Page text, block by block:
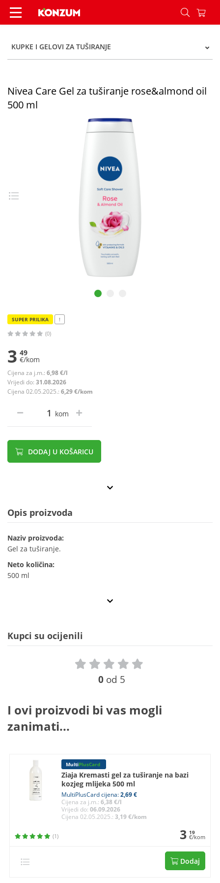
Nivea Care Gel za tuširanje rose&almond oil
KUPKE I GELOVI ZA TUŠIRANJE
Nivea Care Gel za tuširanje rose&almond oil
500 ml
SUPER PRILIKA !
(0)
3 49
€/kom
Cijena za j.m.: 6,98 €/l
Vrijedi do: 31.08.2026
Cijena 02.05.2025.: 6,29 €/kom
kom
DODAJ U KOŠARICU
Opis proizvoda
Naziv proizvoda:
Gel za tuširanje.
Neto količina:
500 ml
Kupci su ocijenili
0 od 5
I ovi proizvodi bi vas mogli
zanimati...
MultiPlusCard
Ziaja Kremasti gel za tuširanje na bazi
kozjeg mlijeka 500 ml
MultiPlusCard cijena:2,69 €
Cijena za j.m.:6,38 €/l
Vrijedi do:06.09.2026
Cijena 02.05.2025.:3,19 €/kom
(1) 3 19
€/kom
Dodaj